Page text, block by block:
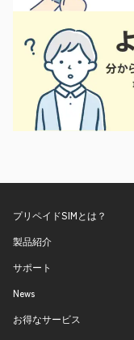
プリペイドSIMとは？
製品紹介
サポート
News
お得なサービス